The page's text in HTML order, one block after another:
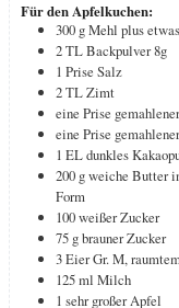
Für den Apfelkuchen:
300 gMehl plus
2TLBackpulver8g
1 Prise Salz
2TLZimt
eine Prise
eine Prise
1 ELdunkles
200 gweiche Butter
Form
100weißer Zucker
75 gbrauner Zucker
3EierGr. M,
125ml Milch
1 sehr großer Apfel